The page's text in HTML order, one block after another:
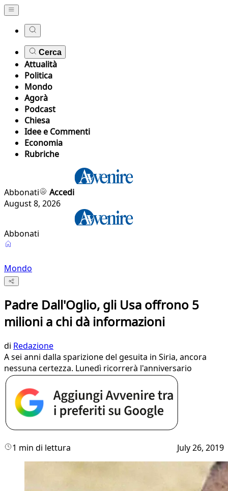
Cerca
Attualità
Politica
Mondo
Agorà
Podcast
Chiesa
Idee e Commenti
Economia
Rubriche
Abbonati
Accedi
August 8, 2026
Abbonati
Mondo
Padre Dall'Oglio, gli Usa offrono 5
milioni a chi dà informazioni
di Redazione
A sei anni dalla sparizione del gesuita in Siria, ancora
nessuna certezza. Lunedì ricorrerà l'anniversario
1 min di lettura July 26, 2019